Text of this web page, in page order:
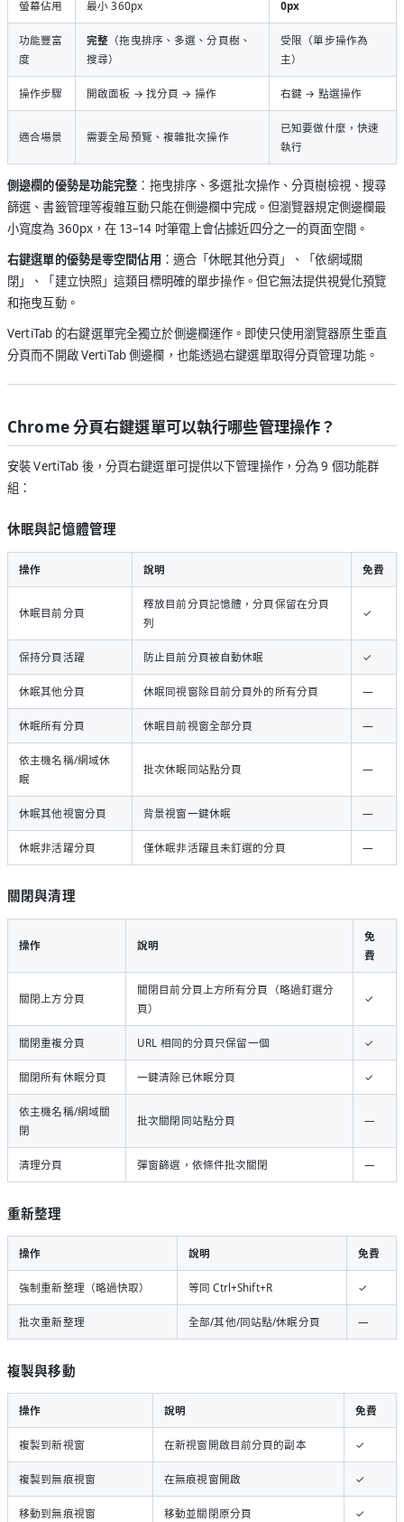
螢幕佔用 最小 360px 0px
功能豐富
度
完整 （拖曳排序、多選、分頁樹、
搜尋）
受限（單步操作為
主）
操作步驟 開啟面板 → 找分頁 → 操作 右鍵 → 點選操作
適合場景 需要全局預覽、複雜批次操作
已知要做什麼，快速
執行
側邊欄的優勢是功能完整 ：拖曳排序、多選批次操作、分頁樹檢視、搜尋
篩選、書籤管理等複雜互動只能在側邊欄中完成。但瀏覽器規定側邊欄最
小寬度為 360px，在 13–14 吋筆電上會佔據近四分之一的頁面空間。
右鍵選單的優勢是零空間佔用 ：適合「休眠其他分頁」、「依網域關
閉」、「建立快照」這類目標明確的單步操作。但它無法提供視覺化預覽
和拖曳互動。
VertiTab 的右鍵選單完全獨立於側邊欄運作。即使只使用瀏覽器原生垂直
分頁而不開啟 VertiTab 側邊欄，也能透過右鍵選單取得分頁管理功能。
Chrome 分頁右鍵選單可以執行哪些管理操作？
安裝 VertiTab 後，分頁右鍵選單可提供以下管理操作，分為 9 個功能群
組：
休眠與記憶體管理
操作 說明 免費
休眠目前分頁
釋放目前分頁記憶體，分頁保留在分頁
列
✓
保持分頁活躍 防止目前分頁被自動休眠 ✓
休眠其他分頁 休眠同視窗除目前分頁外的所有分頁 —
休眠所有分頁 休眠目前視窗全部分頁 —
依主機名稱/網域休
眠
批次休眠同站點分頁 —
休眠其他視窗分頁 背景視窗一鍵休眠 —
休眠非活躍分頁 僅休眠非活躍且未釘選的分頁 —
關閉與清理
操作 說明
免
費
關閉上方分頁
關閉目前分頁上方所有分頁（略過釘選分
頁）
✓
關閉重複分頁 URL 相同的分頁只保留一個 ✓
關閉所有休眠分頁 一鍵清除已休眠分頁 ✓
依主機名稱/網域關
閉
批次關閉同站點分頁 —
清理分頁 彈窗篩選，依條件批次關閉 —
重新整理
操作 說明 免費
強制重新整理（略過快取） 等同 Ctrl+Shift+R ✓
批次重新整理 全部/其他/同站點/休眠分頁 —
複製與移動
操作 說明 免費
複製到新視窗 在新視窗開啟目前分頁的副本 ✓
複製到無痕視窗 在無痕視窗開啟 ✓
移動到無痕視窗 移動並關閉原分頁 ✓